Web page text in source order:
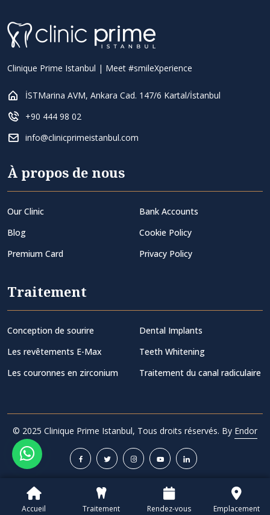
Clinique Prime Istanbul | Meet #smileXperience
İSTMarina AVM, Ankara Cad. 147/6 Kartal/İstanbul
+90 444 98 02
info@clinicprimeistanbul.com
À propos de nous
Our Clinic
Blog
Premium Card
Bank Accounts
Cookie Policy
Privacy Policy
Traitement
Conception de sourire
Les revêtements E-Max
Les couronnes en zirconium
Dental Implants
Teeth Whitening
Traitement du canal radiculaire
© 2025 Clinique Prime Istanbul, Tous droits réservés. By Endor
Accueil Traitement Rendez-vous Emplacement